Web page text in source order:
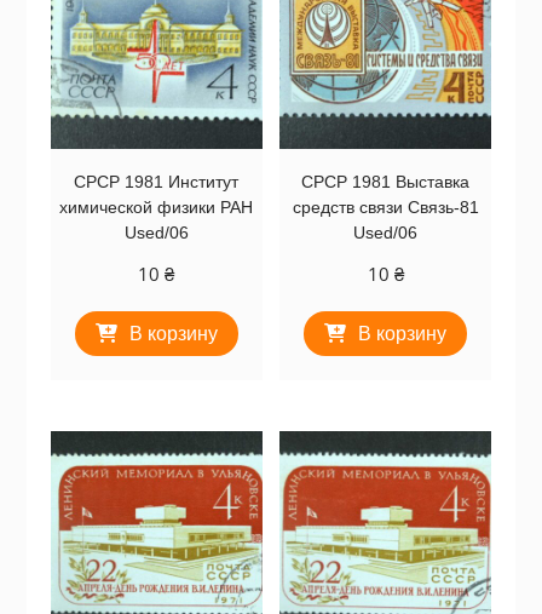
СРСР 1981 Институт
химической физики РАН
Used/06
10₴
В корзину
СРСР 1981 Выставка
средств связи Связь-81
Used/06
10 ₴
В корзину